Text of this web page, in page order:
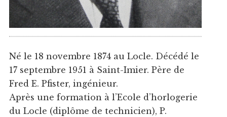
Né le 18 novembre 1874 au Locle. Décédé le
17 septembre 1951 à Saint-Imier. Père de
Fred E. Pfister, ingénieur.
Après une formation à l’Ecole d’horlogerie
du Locle (diplôme de technicien), P.